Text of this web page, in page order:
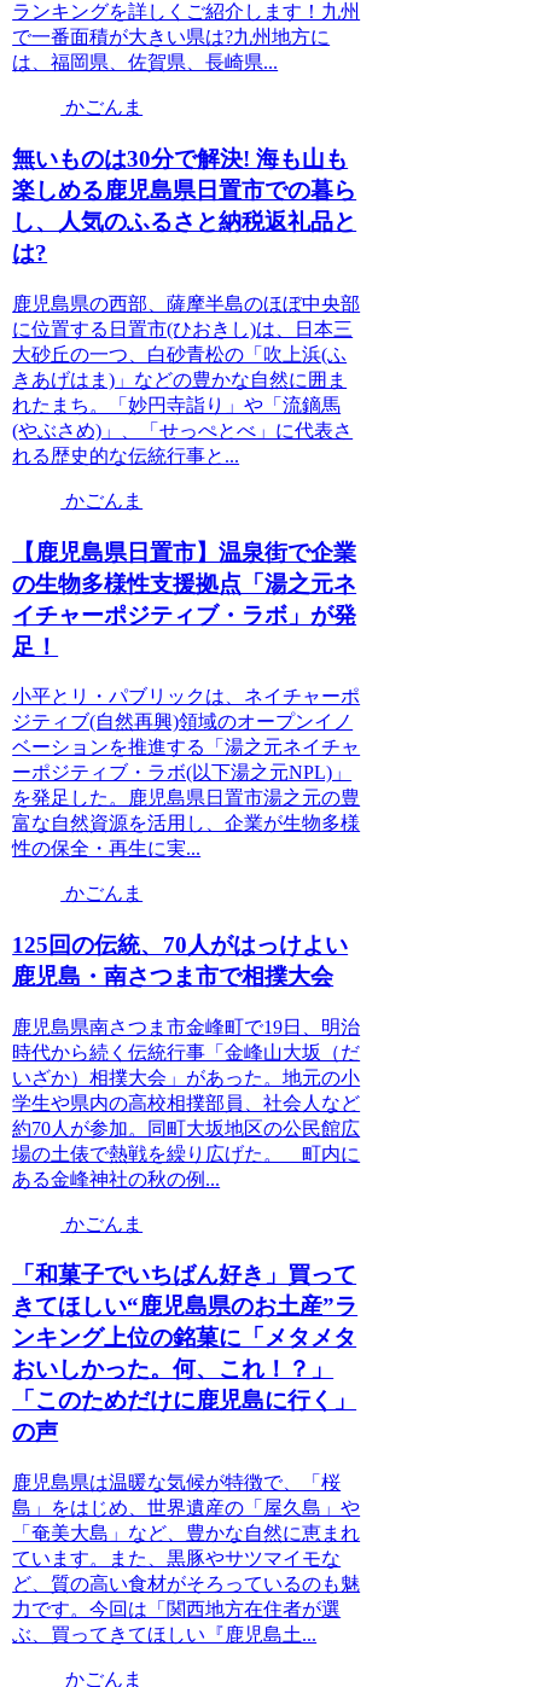
ランキングを詳しくご紹介します！九州
で一番面積が大きい県は?九州地方に
は、福岡県、佐賀県、長崎県...
かごんま
無いものは30分で解決! 海も山も
楽しめる鹿児島県日置市での暮ら
し、人気のふるさと納税返礼品と
は?
鹿児島県の西部、薩摩半島のほぼ中央部
に位置する日置市(ひおきし)は、日本三
大砂丘の一つ、白砂青松の「吹上浜(ふ
きあげはま)」などの豊かな自然に囲ま
れたまち。「妙円寺詣り」や「流鏑馬
(やぶさめ)」、「せっぺとべ」に代表さ
れる歴史的な伝統行事と...
かごんま
【鹿児島県日置市】温泉街で企業
の生物多様性支援拠点「湯之元ネ
イチャーポジティブ・ラボ」が発
足！
小平とリ・パブリックは、ネイチャーポ
ジティブ(自然再興)領域のオープンイノ
ベーションを推進する「湯之元ネイチャ
ーポジティブ・ラボ(以下湯之元NPL)」
を発足した。鹿児島県日置市湯之元の豊
富な自然資源を活用し、企業が生物多様
性の保全・再生に実...
かごんま
125回の伝統、70人がはっけよい
鹿児島・南さつま市で相撲大会
鹿児島県南さつま市金峰町で19日、明治
時代から続く伝統行事「金峰山大坂（だ
いざか）相撲大会」があった。地元の小
学生や県内の高校相撲部員、社会人など
約70人が参加。同町大坂地区の公民館広
場の土俵で熱戦を繰り広げた。 町内に
ある金峰神社の秋の例...
かごんま
「和菓子でいちばん好き」買って
きてほしい“鹿児島県のお土産”ラ
ンキング上位の銘菓に「メタメタ
おいしかった。何、これ！？」
「このためだけに鹿児島に行く」
の声
鹿児島県は温暖な気候が特徴で、「桜
島」をはじめ、世界遺産の「屋久島」や
「奄美大島」など、豊かな自然に恵まれ
ています。また、黒豚やサツマイモな
ど、質の高い食材がそろっているのも魅
力です。今回は「関西地方在住者が選
ぶ、買ってきてほしい『鹿児島土...
かごんま